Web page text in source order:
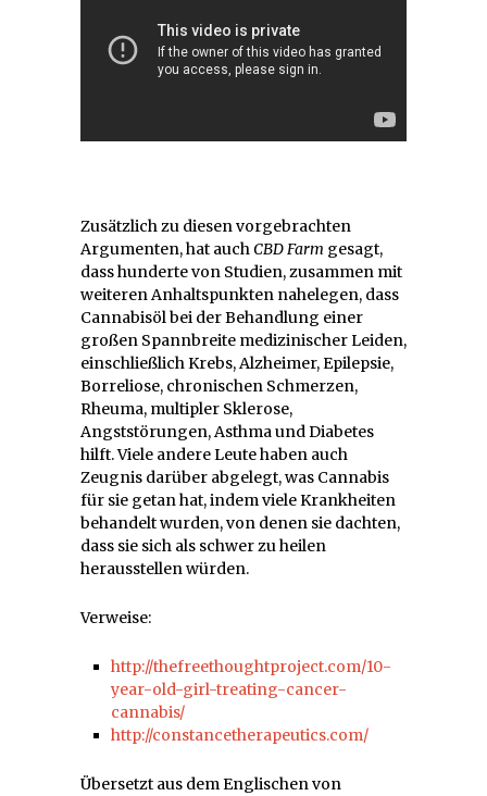
Zusätzlich zu diesen vorgebrachten
Argumenten, hat auchCBD Farm gesagt,
dass hunderte von Studien, zusammen mit
weiteren Anhaltspunkten nahelegen, dass
Cannabisöl bei der Behandlung einer
großen Spannbreite medizinischer Leiden,
einschließlich Krebs, Alzheimer, Epilepsie,
Borreliose, chronischen Schmerzen,
Rheuma, multipler Sklerose,
Angststörungen, Asthma und Diabetes
hilft. Viele andere Leute haben auch
Zeugnis darüber abgelegt, was Cannabis
für sie getan hat, indem viele Krankheiten
behandelt wurden, von denen sie dachten,
dass sie sich als schwer zu heilen
herausstellen würden.
Verweise:
http://thefreethoughtproject.com/10-
year-old-girl-treating-cancer-
cannabis/
http://constancetherapeutics.com/
Übersetzt aus dem Englischen von